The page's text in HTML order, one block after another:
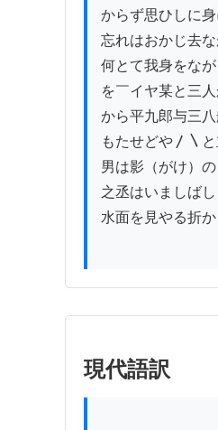
からず思ひしに
忘れはおかじ去
何とて我身をな
を￣イヤ某と三
から平九郎与三
もたせどや〳〵
男は影（がけ）
之丞はいましば
水面を見やる折
現代語訳